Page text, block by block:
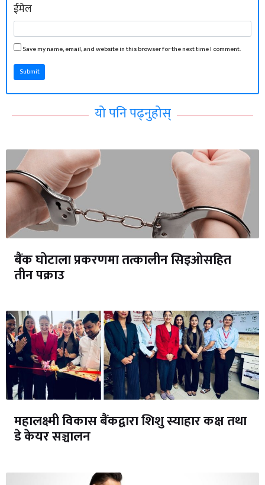
ईमेल
Save my name, email, and website in this browser for the next time I comment.
Submit
यो पनि पढ्नुहोस्
बैंक घोटाला प्रकरणमा तत्कालीन सिइओसहित
तीन पक्राउ
महालक्ष्मी विकास बैंकद्वारा शिशु स्याहार कक्ष तथा
डे केयर सञ्चालन